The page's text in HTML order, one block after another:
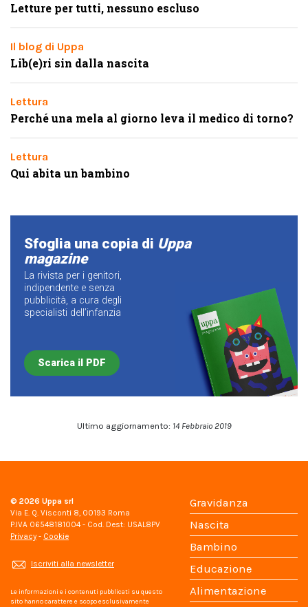
Letture per tutti, nessuno escluso
Il blog di Uppa
Lib(e)ri sin dalla nascita
Lettura
Perché una mela al giorno leva il medico di torno?
Lettura
Qui abita un bambino
Sfoglia una copia di Uppa
magazine
La rivista per i genitori,
indipendente e senza
pubblicità, a cura degli
specialisti dell’infanzia
Scarica il PDF
Ultimo aggiornamento: 14 Febbraio 2019
© 2026 Uppa srl
Via E. Q. Visconti 8, 00193 Roma
P.IVA 06548181004 - Cod. Dest: USAL8PV
Privacy - Cookie
Iscriviti alla newsletter
Le informazioni e i contenuti pubblicati su questo
sito hanno carattere e scopo esclusivamente
Gravidanza
Nascita
Bambino
Educazione
Alimentazione